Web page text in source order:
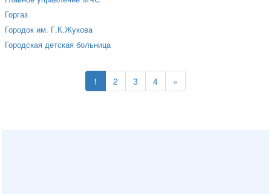
Горгаз
Городок им. Г.К.Жукова
Городская детская больница
1 2 3 4 »